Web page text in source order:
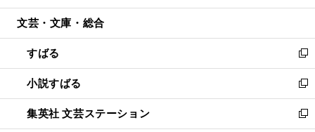
開
ウ
開
く
ン
ウ
で
開
く
ウ
ン
ド
ウ
で
開
く
文芸・文庫・総合
すばる
新
し
い
ウ
ィ
小説すばる
新
し
い
集英社 文芸ステーション
新